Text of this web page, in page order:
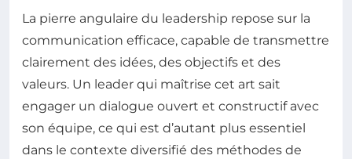
La pierre angulaire du leadership repose sur la
communication efficace, capable de transmettre
clairement des idées, des objectifs et des
valeurs. Un leader qui maîtrise cet art sait
engager un dialogue ouvert et constructif avec
son équipe, ce qui est d’autant plus essentiel
dans le contexte diversifié des méthodes de